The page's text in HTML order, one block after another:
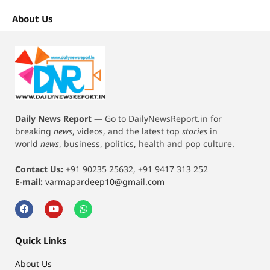
About Us
Daily News Report — Go to DailyNewsReport.in for
breaking news, videos, and the latest top stories in
world news, business, politics, health and pop culture.
Contact Us: +91 90235 25632, +91 9417 313 252
E-mail: varmapardeep10@gmail.com
Quick Links
About Us